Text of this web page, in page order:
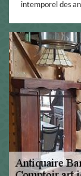
intemporel des